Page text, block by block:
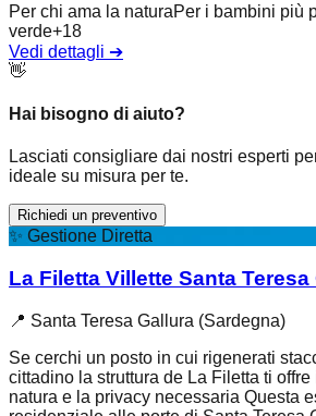
Per chi ama la naturaPer i bambini più
verde+18
Vedi dettagli ➔
👋
Hai bisogno di aiuto?
Lasciati consigliare dai nostri esperti
ideale su misura per te.
Richiedi un preventivo
✨ Gestione Diretta
La Filetta Villette Santa Teresa
📍 Santa Teresa Gallura (Sardegna)
Se cerchi un posto in cui rigenerati
cittadino la struttura de La Filetta ti
natura e la privacy necessaria Questa